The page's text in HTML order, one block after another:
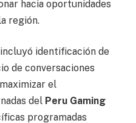
hacia oportunidades
región.
identificación de
de conversaciones
el
del Peru Gaming
programadas